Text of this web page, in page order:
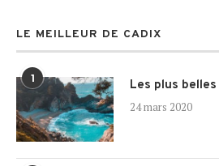
LE MEILLEUR DE CADIX
1 Les plus
24 mars 2020